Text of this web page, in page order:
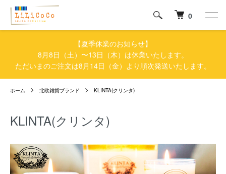
0
【夏季休業のお知らせ】
8月8日（土）〜13日（木）は休業いたします。
ただいまのご注文は8月14日（金）より順次発送いたします。
ホーム 北欧雑貨ブランド KLINTA(クリンタ)
KLINTA(クリンタ)